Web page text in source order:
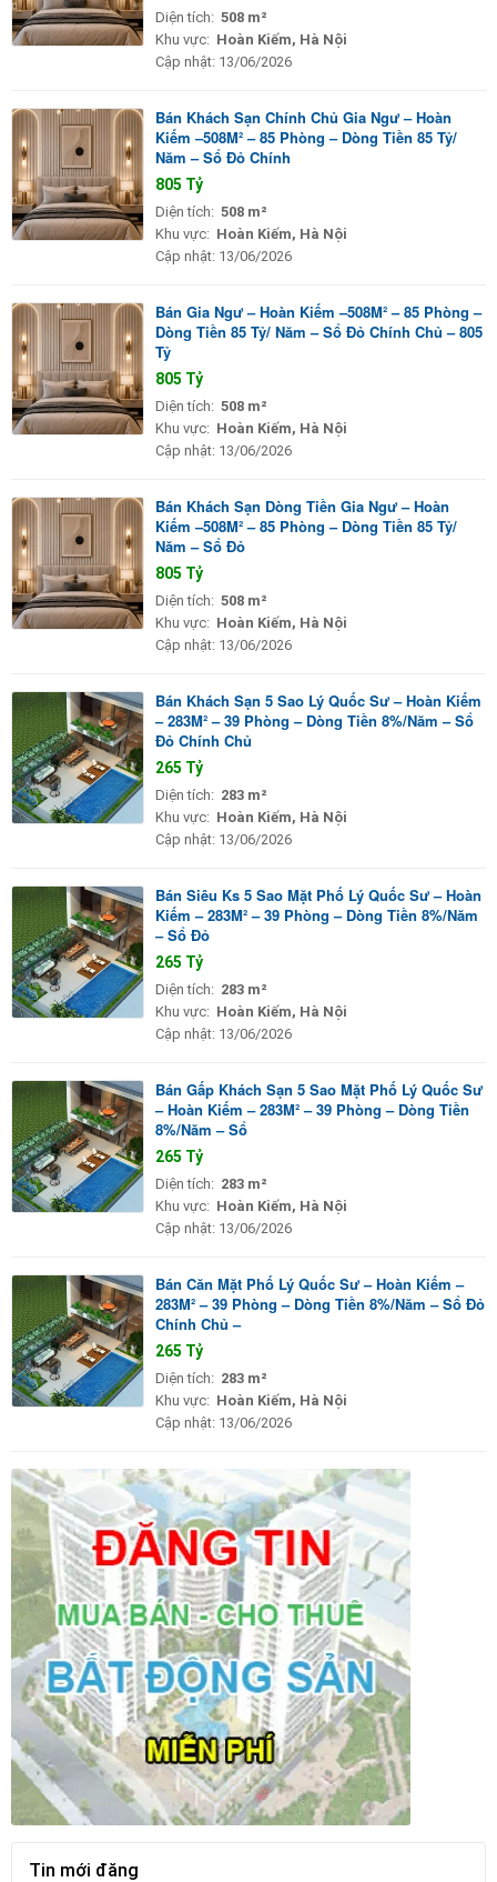
Diện tích: 508 m²
Khu vực: Hoàn Kiếm, Hà Nội
Cập nhật: 13/06/2026
Bán Khách Sạn Chính Chủ Gia Ngư – Hoàn
Kiếm –508M² – 85 Phòng – Dòng Tiền 85 Tỷ/
Năm – Sổ Đỏ Chính
805 Tỷ
Diện tích: 508 m²
Khu vực: Hoàn Kiếm, Hà Nội
Cập nhật: 13/06/2026
Bán Gia Ngư – Hoàn Kiếm –508M² – 85 Phòng –
Dòng Tiền 85 Tỷ/ Năm – Sổ Đỏ Chính Chủ – 805
Tỷ
805 Tỷ
Diện tích: 508 m²
Khu vực: Hoàn Kiếm, Hà Nội
Cập nhật: 13/06/2026
Bán Khách Sạn Dòng Tiền Gia Ngư – Hoàn
Kiếm –508M² – 85 Phòng – Dòng Tiền 85 Tỷ/
Năm – Sổ Đỏ
805 Tỷ
Diện tích: 508 m²
Khu vực: Hoàn Kiếm, Hà Nội
Cập nhật: 13/06/2026
Bán Khách Sạn 5 Sao Lý Quốc Sư – Hoàn Kiếm
– 283M² – 39 Phòng – Dòng Tiền 8%/Năm – Sổ
Đỏ Chính Chủ
265 Tỷ
Diện tích: 283 m²
Khu vực: Hoàn Kiếm, Hà Nội
Cập nhật: 13/06/2026
Bán Siêu Ks 5 Sao Mặt Phố Lý Quốc Sư – Hoàn
Kiếm – 283M² – 39 Phòng – Dòng Tiền 8%/Năm
– Sổ Đỏ
265 Tỷ
Diện tích: 283 m²
Khu vực: Hoàn Kiếm, Hà Nội
Cập nhật: 13/06/2026
Bán Gấp Khách Sạn 5 Sao Mặt Phố Lý Quốc Sư
– Hoàn Kiếm – 283M² – 39 Phòng – Dòng Tiền
8%/Năm – Sổ
265 Tỷ
Diện tích: 283 m²
Khu vực: Hoàn Kiếm, Hà Nội
Cập nhật: 13/06/2026
Bán Căn Mặt Phố Lý Quốc Sư – Hoàn Kiếm –
283M² – 39 Phòng – Dòng Tiền 8%/Năm – Sổ Đỏ
Chính Chủ –
265 Tỷ
Diện tích: 283 m²
Khu vực: Hoàn Kiếm, Hà Nội
Cập nhật: 13/06/2026
Tin mới đăng